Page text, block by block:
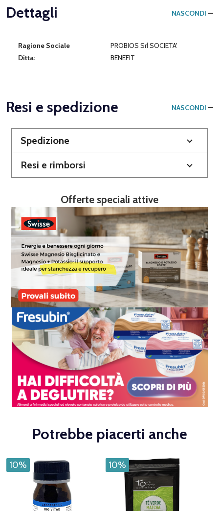
Dettagli NASCONDI
Ragione Sociale
Ditta:
PROBIOS Srl SOCIETA'
BENEFIT
Resi e spedizione NASCONDI
Spedizione
Resi e rimborsi
Offerte speciali attive
Potrebbe piacerti anche
10% 10%